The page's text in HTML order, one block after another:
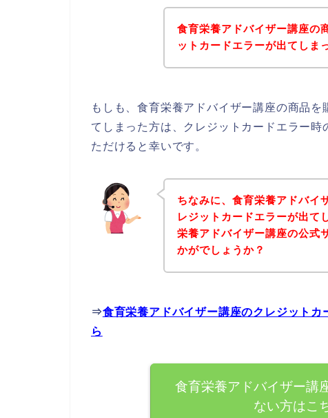
食育栄養アドバイザー講座の
ットカードエラーが出てしま
もしも、食育栄養アドバイザー講座の商品
てしまった方は、クレジットカードエラー
ただけると幸いです。
ちなみに、食育栄養アドバイ
レジットカードエラーが出て
栄養アドバイザー講座の公式
かがでしょうか？
⇒食育栄養アドバイザー講座のクレジット
ら
食育栄養アドバイザー講
ない方はこ